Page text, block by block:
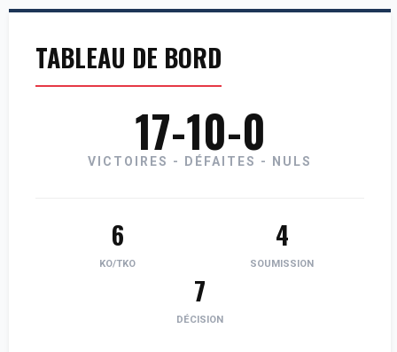
TABLEAU DE BORD
17-10-0
VICTOIRES - DÉFAITES - NULS
6
KO/TKO
4
SOUMISSION
7
DÉCISION